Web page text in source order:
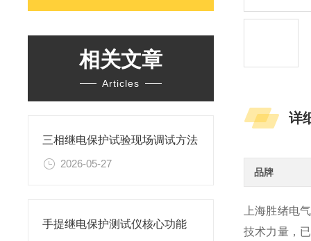
相关文章
Articles
三相继电保护试验现场调试方法
2026-05-27
手提继电保护测试仪核心功能
详
品牌
上海胜绪电
技术力量，